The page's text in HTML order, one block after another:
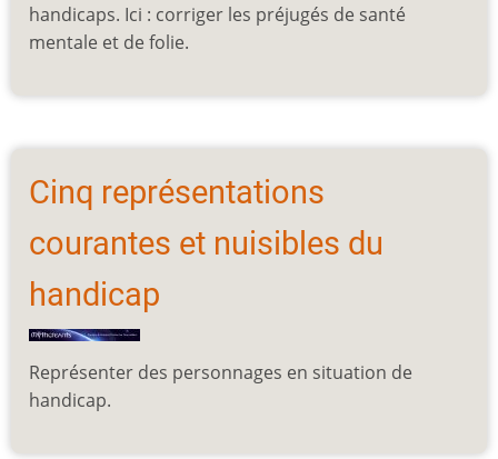
handicaps. Ici : corriger les préjugés de santé
mentale et de folie.
Cinq représentations
courantes et nuisibles du
handicap
Représenter des personnages en situation de
handicap.